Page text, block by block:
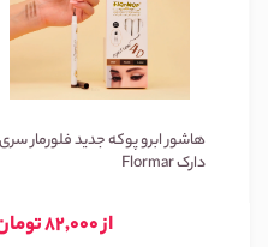
هاشور ابرو پوکه جدید فلورمار سری
دارک Flormar
از 82,000 تومان